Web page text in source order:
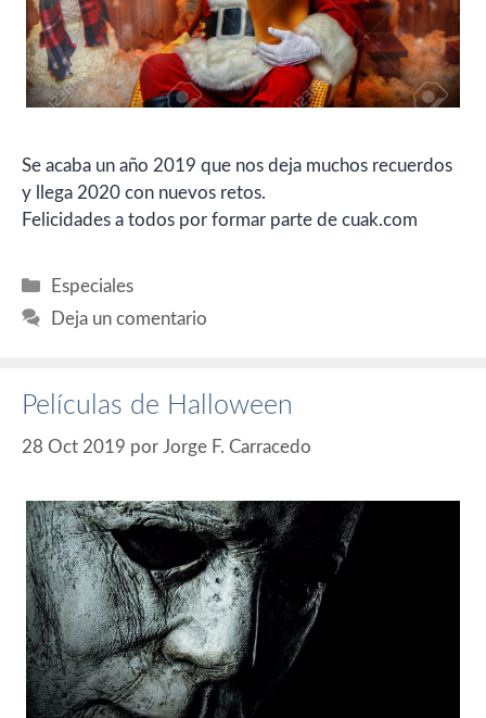
Se acaba un año 2019 que nos deja muchos recuerdos
y llega 2020 con nuevos retos.
Felicidades a todos por formar parte de cuak.com
Categorías
Especiales
Deja un comentario
Películas de Halloween
28 Oct 2019 por Jorge F. Carracedo